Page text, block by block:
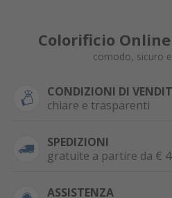
Colorificio
comodo, sicuro
CONDIZIONI DI
chiare e trasparenti
SPEDIZIONI
gratuite a partire da €
ASSISTENZA